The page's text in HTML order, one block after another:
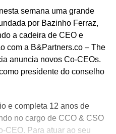
semana uma grande
por Bazinho Ferraz,
a cadeira de CEO e
com a B&Partners.co – The
anuncia novos Co-CEOs.
presidente do conselho
e completa 12 anos de
no cargo de CCO & CSO
CEO. Para atuar ao seu